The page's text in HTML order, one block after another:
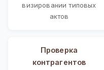
визировании типовых
актов
Проверка
контрагентов